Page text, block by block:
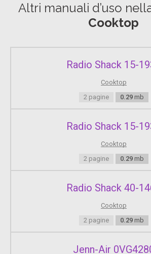
410 Admiral Blvd. • Mississauga, Ontario,
• 905-670-7777 www .majesticproducts.com
.vermontcastings.com CFM Specialty Home
Altri manuali d’uso
Cooktop
Radio Shack 15-
Cooktop
2 pagine
0.29mb
Radio Shack 15-
Cooktop
2 pagine
0.29mb
Radio Shack 40-
Cooktop
2 pagine
0.29mb
Jenn-Air